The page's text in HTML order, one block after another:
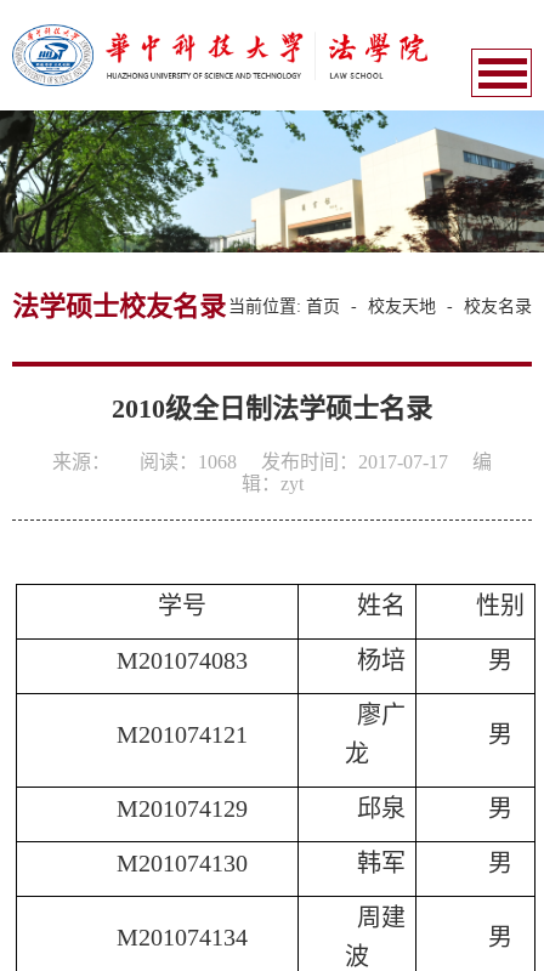
法学硕士校友名录 当前位置: 首页 - 校友天地 - 校友名录
2010级全日制法学硕士名录
来源： 阅读： 1068 发布时间：2017-07-17
编
辑：zyt
学号 姓名 性别
M201074083 杨培 男
M201074121
廖广
龙
男
M201074129 邱泉 男
M201074130 韩军 男
M201074134
周建
波
男